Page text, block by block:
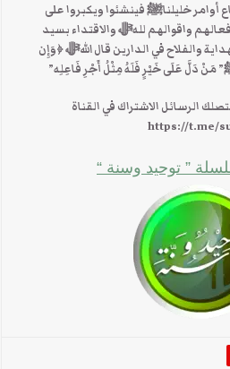
أوامر خليلناﷺ فينشئوا ويكبروا على
واقوالهم للهﷻ والاقتداء بسيد
والفلاح في الدارين قال اللهﷻ ﴿وَإِن
مَنْ دَلَّ عَلَى خَيْرٍ فَلَهُ مِثْلُ أَجْرِ فَاعِلِه”
الرسائل الاشتراك في القناة
https://t.me/
” توحيد وسنة “